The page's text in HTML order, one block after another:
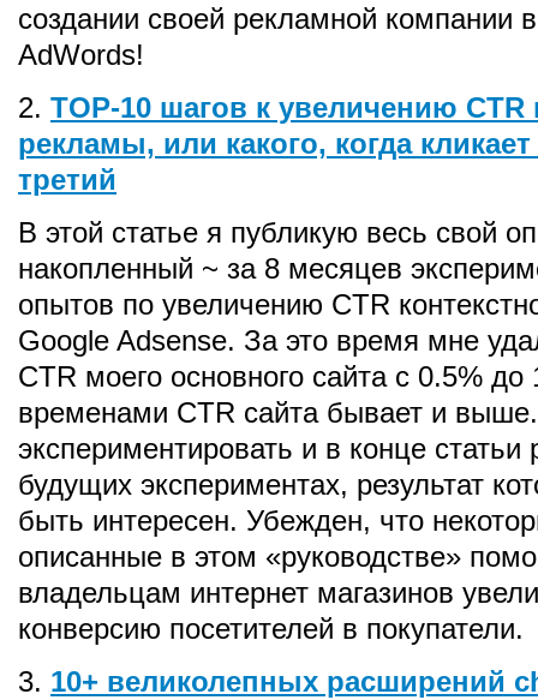
создании своей рекламной компании
AdWords!
2. TOP-10 шагов к увеличению CTR
рекламы, или какого, когда
третий
В этой статье я публикую весь свой
накопленный ~ за 8 месяцев
опытов по увеличению CTR
Google Adsense. За это время мне
CTR моего основного сайта с 0.5% до
временами CTR сайта бывает и
экспериментировать и в конце статьи
будущих экспериментах, результат
быть интересен. Убежден, что
описанные в этом «руководстве»
владельцам интернет магазинов
конверсию посетителей в покупатели.
3. 10+ великолепных расширений